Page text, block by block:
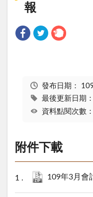
報
發布日期：
最後更新日期
資料點閱次數
附件下載
109年3月會